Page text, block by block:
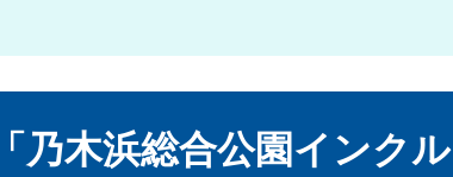
「乃木浜総合公園インク